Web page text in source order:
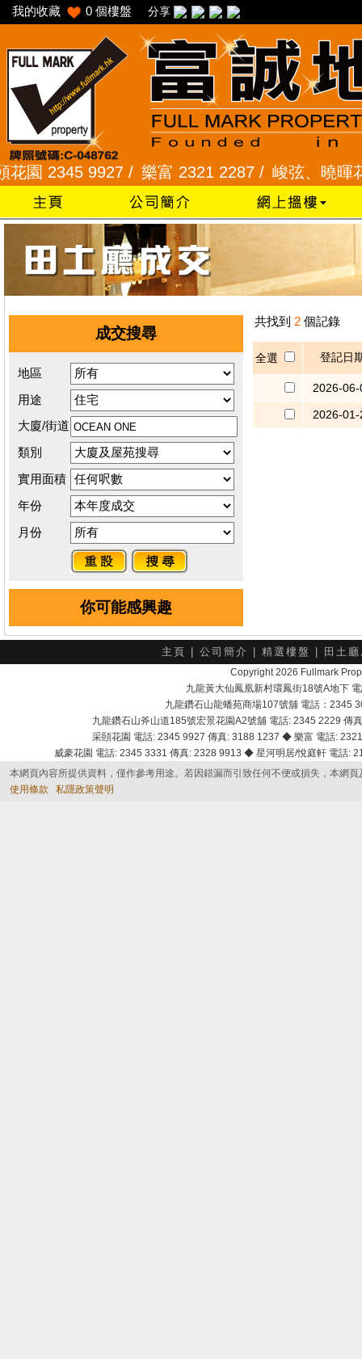
我的收藏 0 個樓盤 分享
2345 9927 /樂富 2321 2287 /峻弦、曉暉花
成交搜尋
地區
用途
大廈/街道
類別
實用面積
年份
月份
你可能感興趣
共找到 2 個記錄
全選 登記日
2026-06-
2026-01-
主頁 公司簡介 精選樓盤 田土
Copyright 2026 Fullmark
九龍黃大仙鳳凰新村環鳳街18號A地下
九龍鑽石山龍蟠苑商場107號舖 電話：2345
九龍鑽石山斧山道185號宏景花園A2號舖 電話: 2345 2229
采頣花園 電話: 2345 9927 傳真: 3188 1237 ◆ 樂富 電話:
威豪花園 電話: 2345 3331 傳真: 2328 9913 ◆ 星河明居/悅庭軒 電話
本網頁內容所提供資料，僅作參考用途。若因錯漏而引致任何不便或損失，本網
使用條款
私隱政策聲明